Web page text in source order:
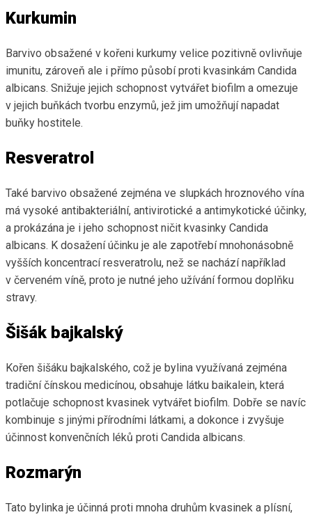
Kurkumin
Barvivo obsažené v kořeni kurkumy velice pozitivně ovlivňuje
imunitu, zároveň ale i přímo působí proti kvasinkám Candida
albicans. Snižuje jejich schopnost vytvářet biofilm a omezuje
v jejich buňkách tvorbu enzymů, jež jim umožňují napadat
buňky hostitele.
Resveratrol
Také barvivo obsažené zejména ve slupkách hroznového vína
má vysoké antibakteriální, antivirotické a antimykotické účinky,
a prokázána je i jeho schopnost ničit kvasinky Candida
albicans. K dosažení účinku je ale zapotřebí mnohonásobně
vyšších koncentrací resveratrolu, než se nachází například
v červeném víně, proto je nutné jeho užívání formou doplňku
stravy.
Šišák bajkalský
Kořen šišáku bajkalského, což je bylina využívaná zejména
tradiční čínskou medicínou, obsahuje látku baikalein, která
potlačuje schopnost kvasinek vytvářet biofilm. Dobře se navíc
kombinuje s jinými přírodními látkami, a dokonce i zvyšuje
účinnost konvenčních léků proti Candida albicans.
Rozmarýn
Tato bylinka je účinná proti mnoha druhům kvasinek a plísní,